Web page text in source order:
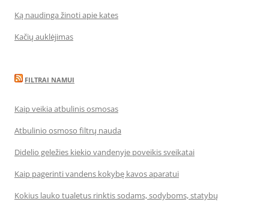
Ką naudinga žinoti apie kates
Kačių auklėjimas
FILTRAI NAMUI
Kaip veikia atbulinis osmosas
Atbulinio osmoso filtrų nauda
Didelio geležies kiekio vandenyje poveikis sveikatai
Kaip pagerinti vandens kokybę kavos aparatui
Kokius lauko tualetus rinktis sodams, sodyboms, statybų